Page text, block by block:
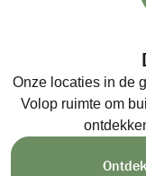
Onze locaties in de
Volop ruimte om